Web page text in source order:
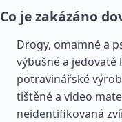
Co je zakázáno
Drogy, omamné a
výbušné a jedovaté
potravinářské
tištěné a video
neidentifikovaná